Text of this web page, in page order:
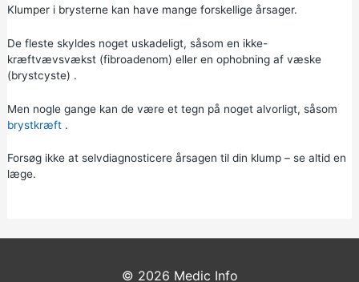
Klumper i brysterne kan have mange forskellige årsager.
De fleste skyldes noget uskadeligt, såsom en ikke-
kræftvævsvækst (fibroadenom) eller en ophobning af væske
(brystcyste) .
Men nogle gange kan de være et tegn på noget alvorligt, såsom
brystkræft.
Forsøg ikke at selvdiagnosticere årsagen til din klump – se altid en
læge.
© 2026 Medic Info